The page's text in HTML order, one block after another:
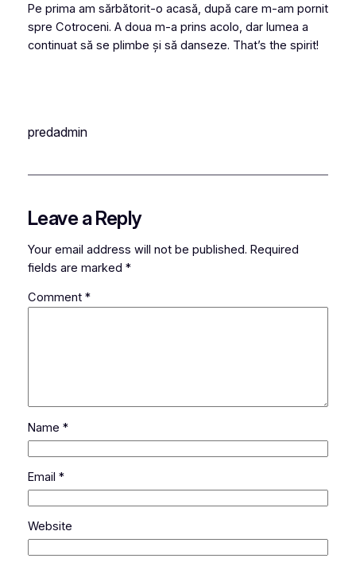
Pe prima am sărbătorit-o acasă, după care m-am pornit
spre Cotroceni. A doua m-a prins acolo, dar lumea a
continuat să se plimbe și să danseze. That’s the spirit!
predadmin
Leave a Reply
Your email address will not be published. Required
fields are marked *
Comment *
Name *
Email *
Website